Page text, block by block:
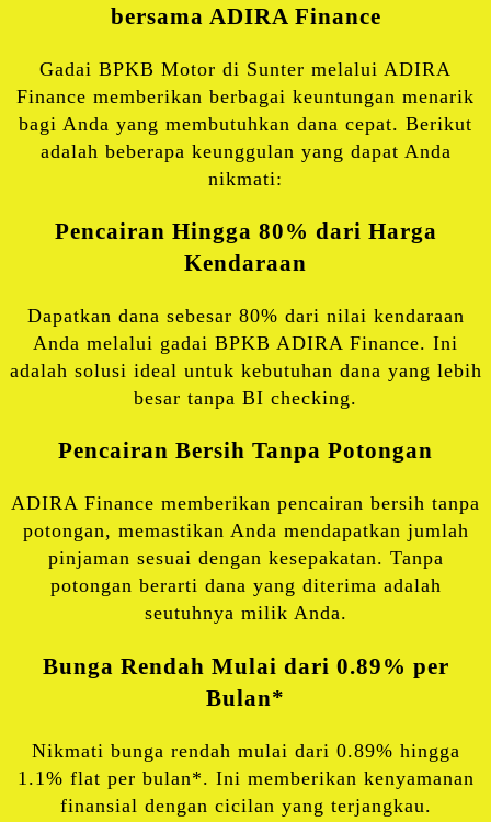
bersama ADIRA Finance
Gadai BPKB Motor di Sunter melalui ADIRA
Finance memberikan berbagai keuntungan menarik
bagi Anda yang membutuhkan dana cepat. Berikut
adalah beberapa keunggulan yang dapat Anda
nikmati:
Pencairan Hingga 80% dari Harga
Kendaraan
Dapatkan dana sebesar 80% dari nilai kendaraan
Anda melalui gadai BPKB ADIRA Finance. Ini
adalah solusi ideal untuk kebutuhan dana yang lebih
besar tanpa BI checking.
Pencairan Bersih Tanpa Potongan
ADIRA Finance memberikan pencairan bersih tanpa
potongan, memastikan Anda mendapatkan jumlah
pinjaman sesuai dengan kesepakatan. Tanpa
potongan berarti dana yang diterima adalah
seutuhnya milik Anda.
Bunga Rendah Mulai dari 0.89% per
Bulan*
Nikmati bunga rendah mulai dari 0.89% hingga
1.1% flat per bulan*. Ini memberikan kenyamanan
finansial dengan cicilan yang terjangkau.